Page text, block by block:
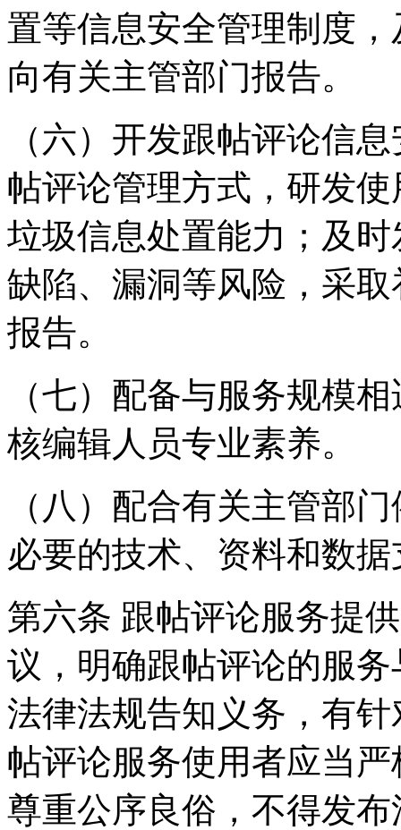
置等信息安全管理制度
向有关主管部门报告。
（六）开发跟帖评论信
帖评论管理方式，研发
垃圾信息处置能力；及
缺陷、漏洞等风险，采
报告。
（七）配备与服务规模
核编辑人员专业素养。
（八）配合有关主管部
必要的技术、资料和数
第六条 跟帖评论服务提
议，明确跟帖评论的服
法律法规告知义务，有
帖评论服务使用者应当
尊重公序良俗，不得发